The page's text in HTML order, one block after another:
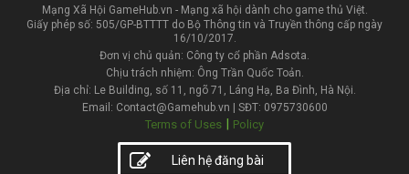
Mạng Xã Hội GameHub.vn - Mạng xã hội dành cho game thủ Việt.
Giấy phép số: 505/GP-BTTTT do Bộ Thông tin và Truyền thông cấp ngày
16/10/2017.
Đơn vị chủ quản: Công ty cổ phần Adsota.
Chịu trách nhiệm: Ông Trần Quốc Toản.
Địa chỉ: Le Building, số 11, ngõ 71, Láng Hạ, Ba Đình, Hà Nội.
Email: Contact@Gamehub.vn | SĐT: 0975730600
Terms of Uses | Policy
Liên hệ đăng bài